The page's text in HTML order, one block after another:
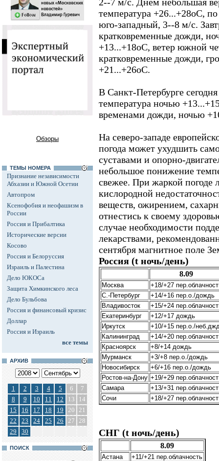
Обзоры
ТЕМЫ НОМЕРА
Признание независимости
Абхазии и Южной Осетии
Автопром
Ксенофобия и неофашизм в
России
Россия и Прибалтика
Исторические версии
Косово
Россия и Белоруссия
Израиль и Палестина
Дело ЮКОСа
Защита Химкинского леса
Дело Бульбова
Россия и финансовый кризис
Доллар
Россия и Израиль
все темы
АРХИВ
1 2 3 4 5 6
7
8
9 10 11 12 13
14
15
16 17 18 19 20 21
22
23 24 25 26 27 28
29
30
ПОИСК
температура +26...+28оС,
юго-западный, 3--8 м/с.
кратковременные дожди,
+13...+18оС, ветер южной
кратковременные дожди,
+21...+26оС.
В Санкт-Петербурге
температура ночью
временами дожди, ночью
На северо-западе
погода может ухудшить
суставами и опорно-
небольшое понижение
свежее. При жаркой погоде
кислородной
веществ, ожирением,
отнестись к своему
случае необходимости
лекарствами,
сентября магнитное поле
Россия (t ночь/день)
8.09
Москва
+18/+27
С.-Петербург
+14/+16 пер.о./дождь
Владивосток
+15/+24
Екатеринбург
+12/+17 дождь
Иркутск
+10/+15 пер.о./
Калининград
+14/+20
Красноярск
+8/+14 дождь
Мурманск
+3/+8 пер.о./дождь
Новосибирск
+6/+16 пер.о./дождь
Ростов-на-Дону +19/+29
Самара
+13/+31
Сочи
+18/+27
СНГ (t ночь/день)
8.09
Астана
+11/+21 пер.облачность